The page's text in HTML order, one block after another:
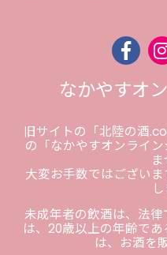
なかやすオ
旧サイトの「北陸の酒
の「なかやすオンライ
ま
大変お手数ではござい
未成年者の飲酒は、法
は、20歳以上の年齢で
は、お酒を